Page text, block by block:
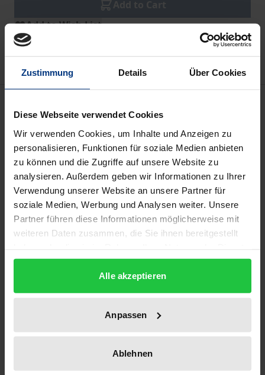
Zustimmung Details Über Cookies
Diese Webseite verwendet Cookies
Wir verwenden Cookies, um Inhalte und Anzeigen zu
personalisieren, Funktionen für soziale Medien anbieten
zu können und die Zugriffe auf unsere Website zu
analysieren. Außerdem geben wir Informationen zu Ihrer
Verwendung unserer Website an unsere Partner für
soziale Medien, Werbung und Analysen weiter. Unsere
Partner führen diese Informationen möglicherweise mit
weiteren Daten zusammen, die Sie ihnen bereitgestellt
gesammelt haben.
Alle akzeptieren
Anpassen
Ablehnen
Add to Wish List
Delivery cost notice
Für die Arbeit regionaler Suchtkoordination stellt
dieser Band Ergebnisse unter strukturellen und
organisatorischen Rahmenbedingungen und einen
detaillierten Abschlußbericht des 1995 aufgelegten
»Kooperationsmodells nachgehende Sozialarbeit«
dar, in dessen Mittelpunkt die Verbesserung der
Hilfen von Abhängigen verschiedener Suchtmittel
der Hilfsangebote vorantreiben sollten.
Die wissenschaftliche Betreuung leitete die
Gesellschaft für Forschung und Beratung im
Gesundheits- und Sozialbereich mbH (FOGS) in Köln.
Neben vielen positiven Gesichtspunkten wird hierbei
deutlich, daß in vielen Regionen noch wesentliche